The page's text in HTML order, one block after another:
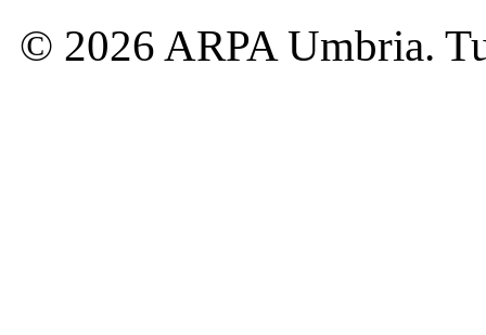
© 2026 ARPA Umbria.